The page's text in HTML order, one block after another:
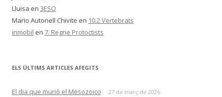
Lluisa en 3ESO
Mario Autonell Chivite en 10.2 Vertebrats
inmobil en 7. Regne Protoctists
ELS ÚLTIMS ARTICLES AFEGITS
El dia que murió el Mesozoico 27 de març de 2026